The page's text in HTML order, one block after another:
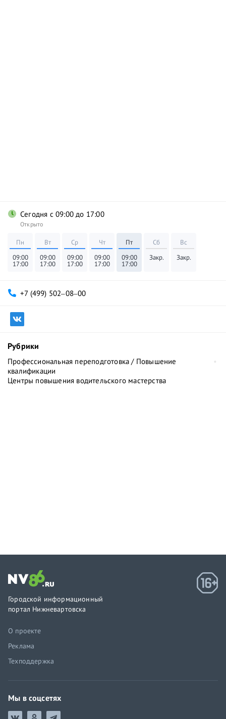
Сегодня с 09:00 до 17:00
Открыто
Пн
09:00
17:00
Вт
09:00
17:00
Ср
09:00
17:00
Чт
09:00
17:00
Пт
09:00
17:00
Сб
Закр.
Вс
Закр.
+7 (499) 502‒08‒00
Рубрики
Профессиональная переподготовка / Повышение
квалификации
Центры повышения водительского мастерства
Городской информационный
портал Нижневартовска
О проекте
Реклама
Техподдержка
Мы в соцсетях